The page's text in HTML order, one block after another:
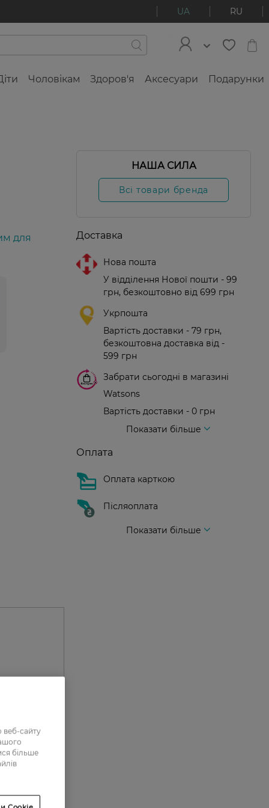
UA RU
Чоловікам Здоров'я Аксесуари Подарунки
для
НАША СИЛА
Всі товари бренда
Доставка
Нова пошта
У відділення Нової пошти - 99
грн, безкоштовно від 699 грн
Укрпошта
Вартість доставки - 79 грн,
безкоштовна доставка від -
599 грн
Забрати сьогодні в магазині
Watsons
Вартість доставки - 0 грн
Показати більше
Оплата
Оплата карткою
Післяоплата
Показати більше
сайту
більше